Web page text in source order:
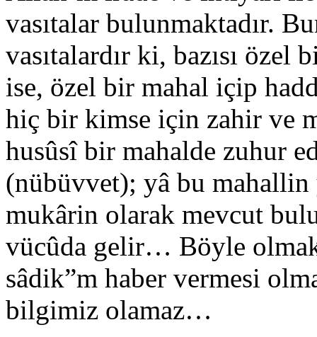
vasıtalar bulunmaktadır.
vasıtalardır ki, bazısı özel
ise, özel bir mahal içip
hiç bir kimse için zahir ve
husûsî bir mahalde zuhur
(nübüvvet); yâ bu mahallin
mukârin olarak mevcut
vücûda gelir… Böyle
sâdik”m haber vermesi
bilgimiz olamaz…